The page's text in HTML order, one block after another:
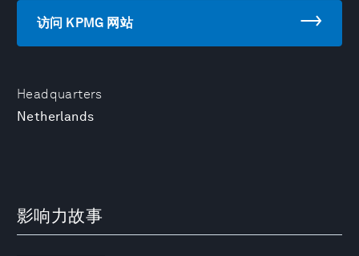
Headquarters
Netherlands
访问 KPMG 网站
影响力故事